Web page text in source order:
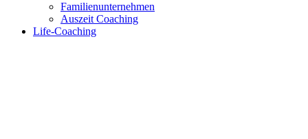
Familienunternehmen
Auszeit Coaching
Life-Coaching